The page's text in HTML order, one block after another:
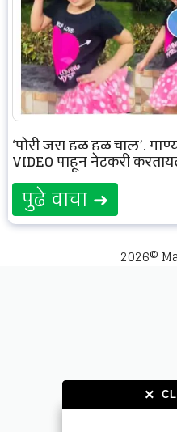
×
×
‘पोरी जरा हळू हळू चाल’,
VIDEO पाहून नेटकरी
पुढे वाचा ➜
2026©